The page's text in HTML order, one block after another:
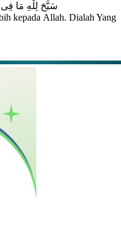
سَبَّحَ لِلّٰهِ مَا
kepada Allah. Dialah Yang